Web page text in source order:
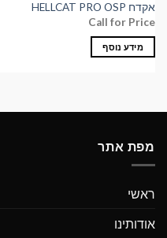
אקדח HELLCAT PRO OSP
Call for Price
מידע נוסף
מפת אתר
ראשי
אודותינו